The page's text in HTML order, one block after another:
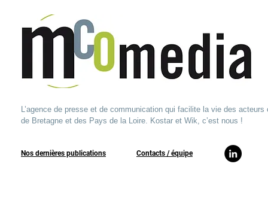
L’agence de presse et de communication qui facilite la vie des acteurs
de Bretagne et des Pays de la Loire. Kostar et Wik, c’est nous !
Nos dernières publications ​Contacts / équipe​